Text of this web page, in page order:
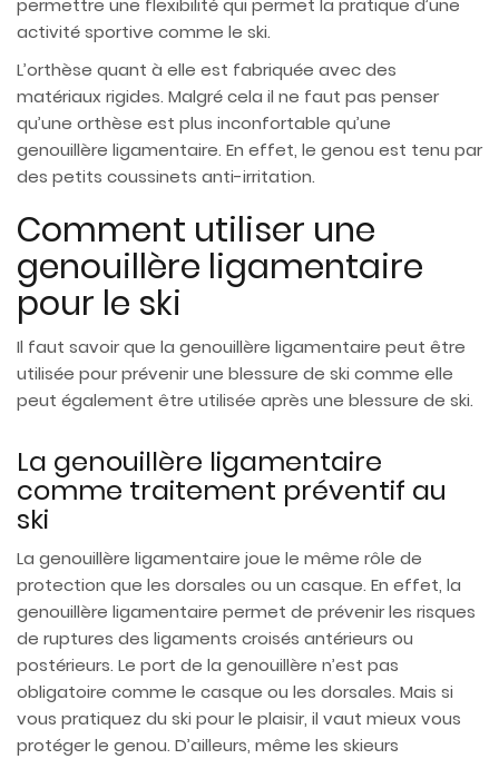
permettre une flexibilité qui permet la pratique d’une
activité sportive comme le ski.
L’orthèse quant à elle est fabriquée avec des
matériaux rigides. Malgré cela il ne faut pas penser
qu’une orthèse est plus inconfortable qu’une
genouillère ligamentaire. En effet, le genou est tenu par
des petits coussinets anti-irritation.
Comment utiliser une
genouillère ligamentaire
pour le ski
Il faut savoir que la genouillère ligamentaire peut être
utilisée pour prévenir une blessure de ski comme elle
peut également être utilisée après une blessure de ski.
La genouillère ligamentaire
comme traitement préventif au
ski
La genouillère ligamentaire joue le même rôle de
protection que les dorsales ou un casque. En effet, la
genouillère ligamentaire permet de prévenir les risques
de ruptures des ligaments croisés antérieurs ou
postérieurs. Le port de la genouillère n’est pas
obligatoire comme le casque ou les dorsales. Mais si
vous pratiquez du ski pour le plaisir, il vaut mieux vous
protéger le genou. D’ailleurs, même les skieurs